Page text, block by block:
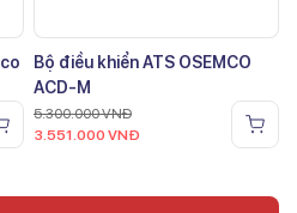
Bộ điều khiển ATS OSEMCO
ACD-M
5.300.000VNĐ
3.551.000 VNĐ